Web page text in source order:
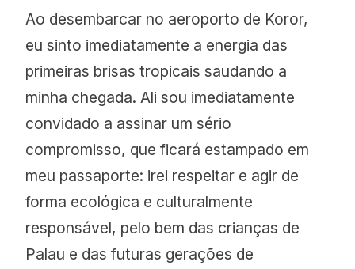
Ao desembarcar no aeroporto de Koror,
eu sinto imediatamente a energia das
primeiras brisas tropicais saudando a
minha chegada. Ali sou imediatamente
convidado a assinar um sério
compromisso, que ficará estampado em
meu passaporte: irei respeitar e agir de
forma ecológica e culturalmente
responsável, pelo bem das crianças de
Palau e das futuras gerações de